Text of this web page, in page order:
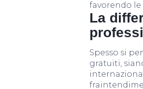
favorendo
La
Spesso si
gratuiti,